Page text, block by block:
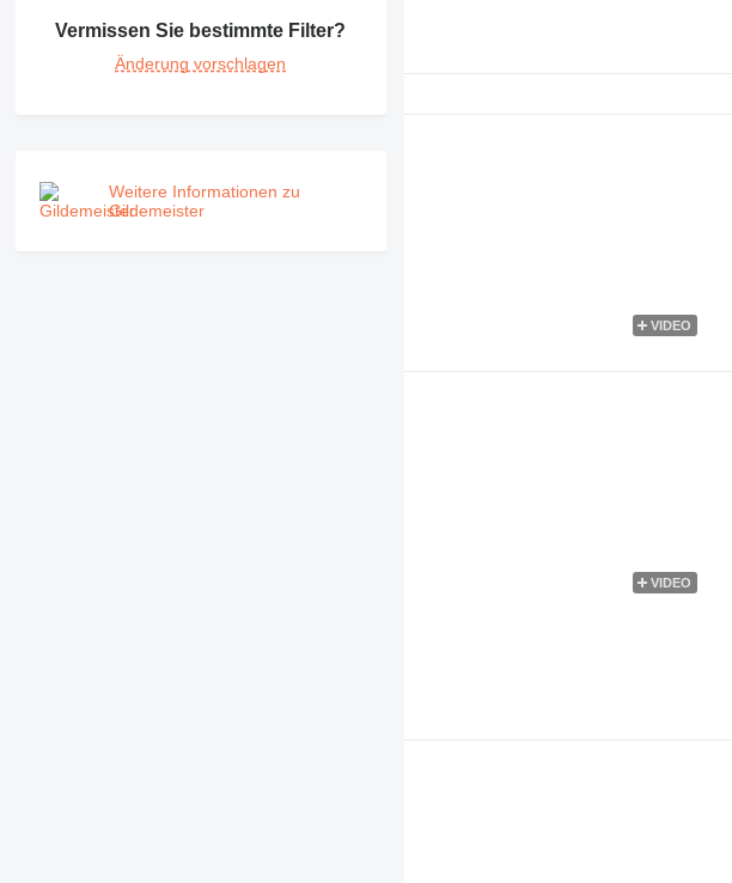
Vermissen Sie bestimmte Filter?
Änderung vorschlagen
Weitere Informationen zu
Gildemeister
VIDEO
VIDEO